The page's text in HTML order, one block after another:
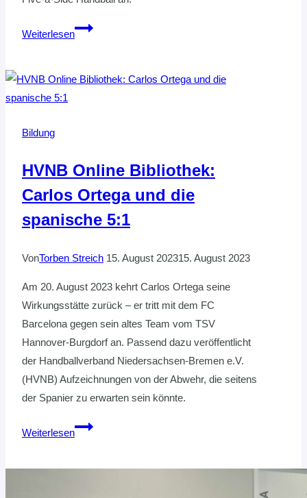
Weiterlesen
LOKALER
FIVE-
Bildung
HVNB Online Bibliothek:
Carlos Ortega und die
spanische 5:1
VonTorben Streich 15. August 202315. August 2023
Am 20. August 2023 kehrt Carlos Ortega seine
Wirkungsstätte zurück – er tritt mit dem FC
Barcelona gegen sein altes Team vom TSV
Hannover-Burgdorf an. Passend dazu veröffentlicht
der Handballverband Niedersachsen-Bremen e.V.
(HVNB) Aufzeichnungen von der Abwehr, die seitens
der Spanier zu erwarten sein könnte.
Weiterlesen
HVNB